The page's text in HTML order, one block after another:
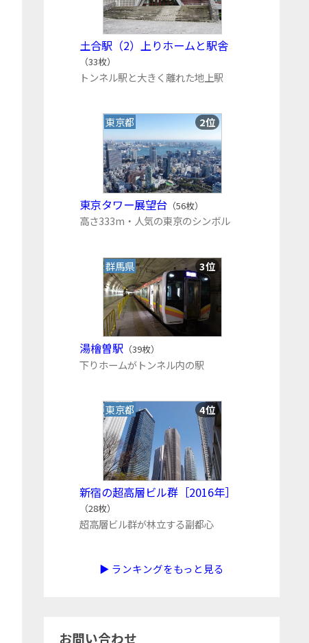
土合駅（2）上りホームと駅舎
（33枚）
トンネル駅と大きく離れた地上駅
東京都 2位
東京タワー展望台（56枚）
高さ333m・人気の東京のシンボル
群馬県 3位
湯檜曽駅（39枚）
下りホームがトンネル内の駅
東京都 4位
新宿の超高層ビル群［2016年］
（28枚）
超高層ビル群が林立する副都心
▶ ランキングをもっと見る
お問い合わせ